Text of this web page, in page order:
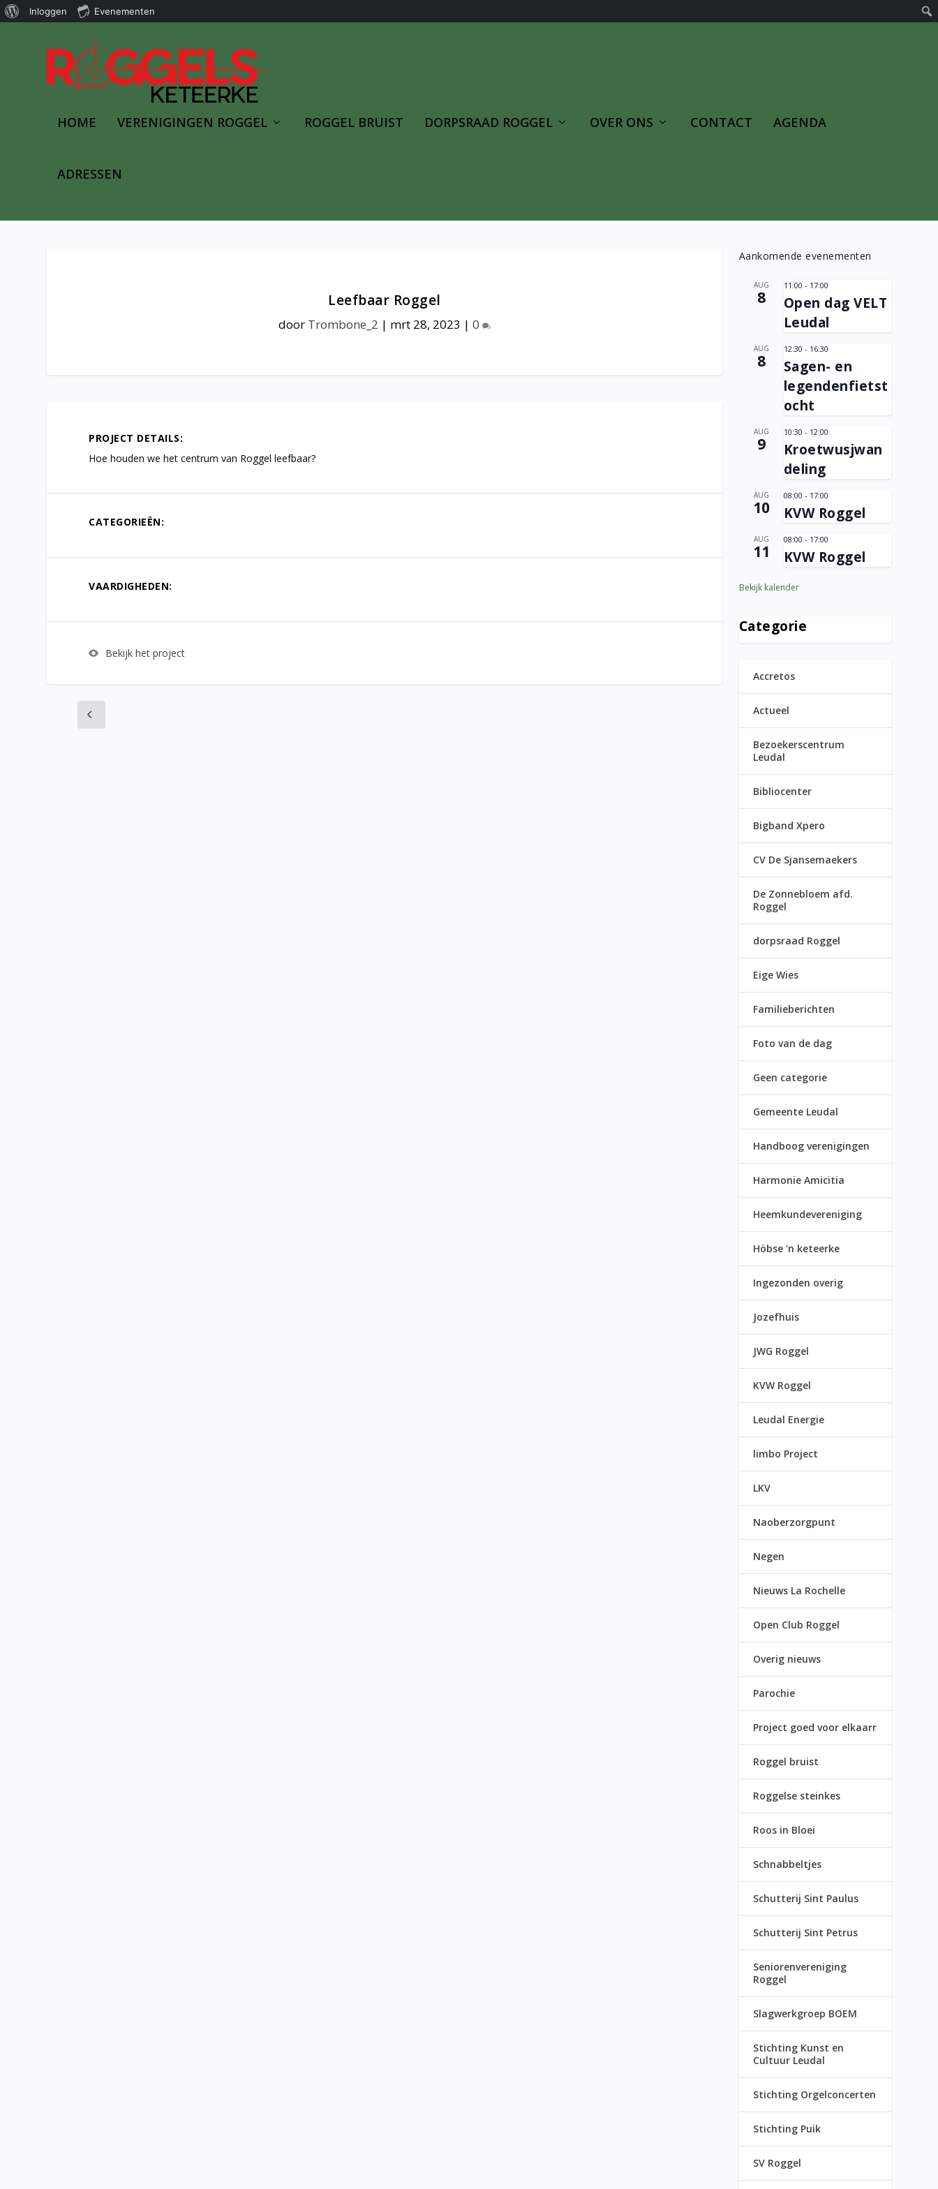
Over
Inloggen Evenementen
HOME VERENIGINGEN ROGGEL ROGGEL BRUIST DORPSRAAD ROGGEL OVER ONS CONTACT AGENDA
ADRESSEN
Leefbaar Roggel
door Trombone_2 | mrt 28, 2023 |0
PROJECT DETAILS:
Hoe houden we het centrum van Roggel leefbaar?
CATEGORIEËN:
VAARDIGHEDEN:
Bekijk het project
Aankomende evenementen
AUG
8
11:00 - 17:00
Open dag VELT
Leudal
AUG
8
12:30 - 16:30
Sagen- en
legendenfietst
ocht
AUG
9
10:30 - 12:00
Kroetwusjwan
deling
AUG
10
08:00 - 17:00
KVW Roggel
AUG
11
08:00 - 17:00
KVW Roggel
Bekijk kalender
Categorie
Accretos
Actueel
Bezoekerscentrum
Leudal
Bibliocenter
Bigband Xpero
CV De Sjansemaekers
De Zonnebloem afd.
Roggel
dorpsraad Roggel
Eige Wies
Familieberichten
Foto van de dag
Geen categorie
Gemeente Leudal
Handboog verenigingen
Harmonie Amicitia
Heemkundevereniging
Höbse 'n keteerke
Ingezonden overig
Jozefhuis
JWG Roggel
KVW Roggel
Leudal Energie
limbo Project
LKV
Naoberzorgpunt
Negen
Nieuws La Rochelle
Open Club Roggel
Overig nieuws
Parochie
Project goed voor elkaarr
Roggel bruist
Roggelse steinkes
Roos in Bloei
Schnabbeltjes
Schutterij Sint Paulus
Schutterij Sint Petrus
Seniorenvereniging
Roggel
Slagwerkgroep BOEM
Stichting Kunst en
Cultuur Leudal
Stichting Orgelconcerten
Stichting Puik
SV Roggel